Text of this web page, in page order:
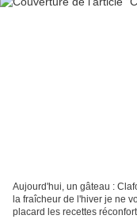
Aujourd'hui, un gâteau :
la fraîcheur de l'hiver je ne
placard les recettes